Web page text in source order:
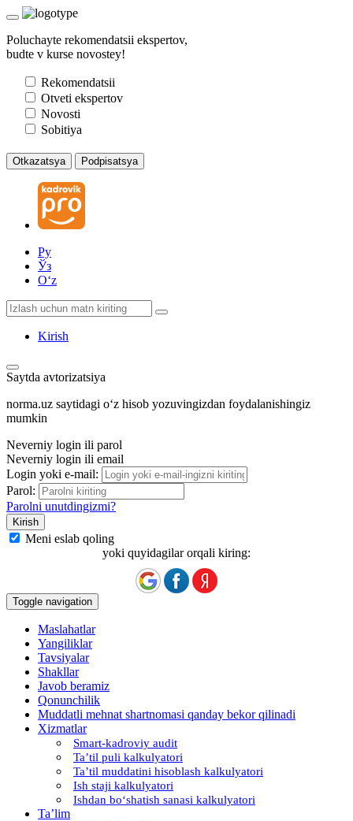
Poluchayte rekomendatsii ekspertov,
budte v kurse novostey!
Rekomendatsii
Otveti ekspertov
Novosti
Sobitiya
Otkazatsya Podpisatsya
Ру
Ўз
Oʻz
Kirish
Saytda avtorizatsiya
norma.uz saytidagi oʻz hisob yozuvingizdan foydalanishingiz
mumkin
Neverniy login ili parol
Neverniy login ili email
Login yoki e-mail:
Parol:
Parolni unutdingizmi?
Meni eslab qoling
yoki quyidagilar orqali kiring:
Toggle navigation
Maslahatlar
Yangiliklar
Tavsiyalar
Shakllar
Javob beramiz
Qonunchilik
Muddatli mehnat shartnomasi qanday bekor qilinadi
Xizmatlar
Smart-kadroviy audit
Ta’til puli kalkulyatori
Ta’til muddatini hisoblash kalkulyatori
Ish staji kalkulyatori
Ishdan boʻshatish sanasi kalkulyatori
Ta’lim